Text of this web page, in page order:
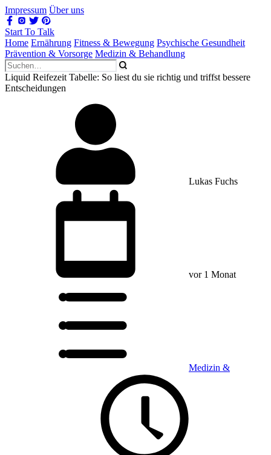
Impressum Über uns
Start To Talk
Home Ernährung Fitness & Bewegung Psychische Gesundheit
Prävention & Vorsorge Medizin & Behandlung
Liquid Reifezeit Tabelle: So liest du sie richtig und triffst bessere
Entscheidungen
Lukas Fuchs
vor 1 Monat
Medizin &